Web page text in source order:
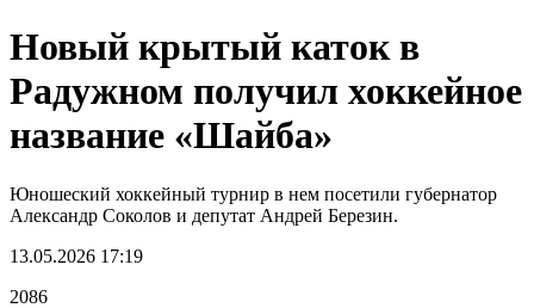
Новый крытый каток в
Радужном получил хоккейное
название «Шайба»
Юношеский хоккейный турнир в нем посетили губернатор
Александр Соколов и депутат Андрей Березин.
13.05.2026 17:19
2086